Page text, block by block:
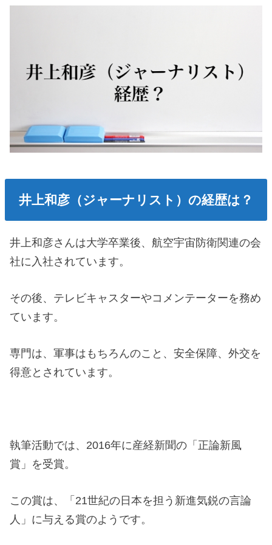
井上和彦（ジャーナリスト）の経歴は？
井上和彦さんは大学卒業後、航空宇宙防衛関連の会
社に入社されています。
その後、テレビキャスターやコメンテーターを務め
ています。
専門は、軍事はもちろんのこと、安全保障、外交を
得意とされています。
執筆活動では、2016年に産経新聞の「正論新風
賞」を受賞。
この賞は、「21世紀の日本を担う新進気鋭の言論
人」に与える賞のようです。